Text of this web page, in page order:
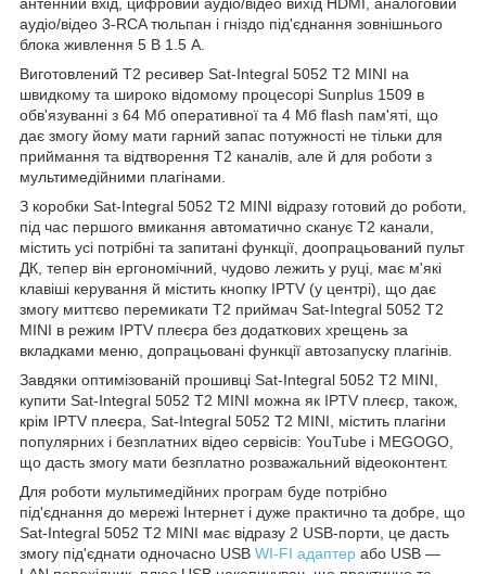
аудіо/відео 3-RCA тюльпан і гніздо під'єднання зовнішнього
блока живлення 5 В 1.5 А.
Виготовлений Т2 ресивер Sat-Integral 5052 T2 MINI на
швидкому та широко відомому процесорі Sunplus 1509 в
обв'язуванні з 64 Мб оперативної та 4 Мб flash пам'яті, що
дає змогу йому мати гарний запас потужності не тільки для
приймання та відтворення Т2 каналів, але й для роботи з
мультимедійними плагінами.
З коробки Sat-Integral 5052 T2 MINI відразу готовий до роботи,
під час першого вмикання автоматично сканує Т2 канали,
містить усі потрібні та запитані функції, доопрацьований пульт
ДК, тепер він ергономічний, чудово лежить у руці, має м'які
клавіші керування й містить кнопку IPTV (у центрі), що дає
змогу миттєво перемикати Т2 приймач Sat-Integral 5052 T2
MINI в режим IPTV плеєра без додаткових хрещень за
вкладками меню, допрацьовані функції автозапуску плагінів.
Завдяки оптимізованій прошивці Sat-Integral 5052 T2 MINI,
купити Sat-Integral 5052 T2 MINI можна як IPTV плеєр, також,
крім IPTV плеєра, Sat-Integral 5052 T2 MINI, містить плагіни
популярних і безплатних відео сервісів: YouTube і MEGOGO,
що дасть змогу мати безплатно розважальний відеоконтент.
Для роботи мультимедійних програм буде потрібно
під'єднання до мережі Інтернет і дуже практично та добре, що
Sat-Integral 5052 T2 MINI має відразу 2 USB-порти, це дасть
змогу під'єднати одночасно USB WI-FI адаптер або USB —